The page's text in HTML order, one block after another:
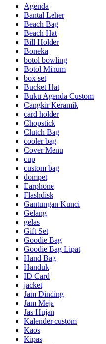
Agenda
Bantal Leher
Beach Bag
Beach Hat
Bill Holder
Boneka
botol bowling
Botol Minum
box set
Bucket Hat
Buku Agenda Custom
Cangkir Keramik
card holder
Chopstick
Clutch Bag
cooler bag
Cover Menu
cup
custom bag
dompet
Earphone
Flashdisk
Gantungan Kunci
Gelang
gelas
Gift Set
Goodie Bag
Goodie Bag Lipat
Hand Bag
Handuk
ID Card
jacket
Jam Dinding
Jam Meja
Jas Hujan
Kalender custom
Kaos
Kipas